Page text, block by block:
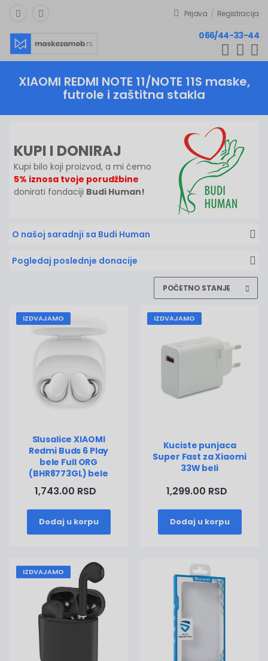
Prijava / Registracija
066/44-33-44
XIAOMI REDMI NOTE 11/NOTE 11S maske,
futrole i zaštitna stakla
KUPI I DONIRAJ
Kupi bilo koji proizvod, a mi ćemo
5% iznosa tvoje porudžbine
donirati fondaciji Budi Human!
O našoj saradnji sa Budi Human
Pogledaj poslednje donacije
IZDVAJAMO
Slusalice XIAOMI
Redmi Buds 6 Play
bele Full ORG
(BHR8773GL) bele
1,743.00 RSD
Dodaj u korpu
IZDVAJAMO
Kuciste punjaca
Super Fast za Xiaomi
33W beli
1,299.00 RSD
Dodaj u korpu
IZDVAJAMO